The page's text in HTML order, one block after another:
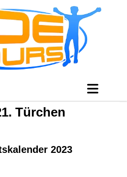
Türchen
2023